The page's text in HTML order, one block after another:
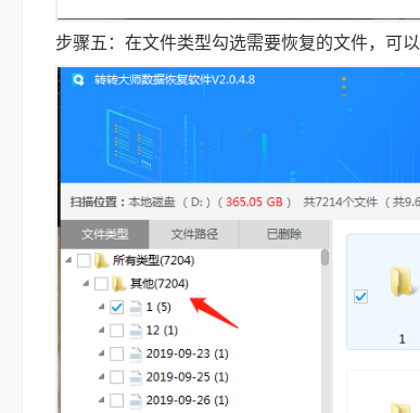
步骤五：在文件类型勾选需要恢复的文件，可